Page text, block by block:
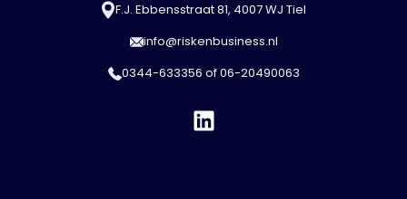
F.J. Ebbensstraat 81, 4007 WJ Tiel
info@riskenbusiness.nl
0344-633356 of06-20490063